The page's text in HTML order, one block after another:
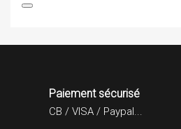
Paiement sécurisé
CB / VISA / Paypal...